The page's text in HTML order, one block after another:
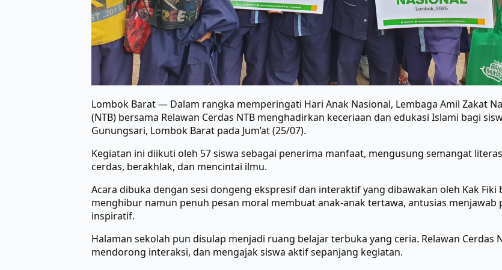
Lombok Barat — Dalam rangka memperingati Hari Anak Nasional, Lembaga Amil Zakat
(NTB) bersama Relawan Cerdas NTB menghadirkan keceriaan dan edukasi Islami bagi
Gunungsari, Lombok Barat pada Jum’at (25/07).
Kegiatan ini diikuti oleh 57 siswa sebagai penerima manfaat, mengusung semangat
cerdas, berakhlak, dan mencintai ilmu.
Acara dibuka dengan sesi dongeng ekspresif dan interaktif yang dibawakan oleh Kak Fiki
menghibur namun penuh pesan moral membuat anak-anak tertawa, antusias menjawab
inspiratif.
Halaman sekolah pun disulap menjadi ruang belajar terbuka yang ceria. Relawan Cerdas
mendorong interaksi, dan mengajak siswa aktif sepanjang kegiatan.